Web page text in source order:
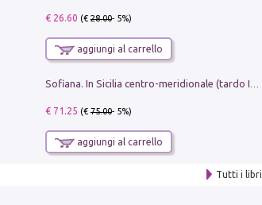
€ 26.60 (€28.00- 5%)
aggiungi al carrello
€ 71.25 (€75.00- 5%)
aggiungi al carrello
Tutti i libri